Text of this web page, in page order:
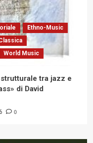
Ethno-Music
World Music
tra jazz e
di David
0